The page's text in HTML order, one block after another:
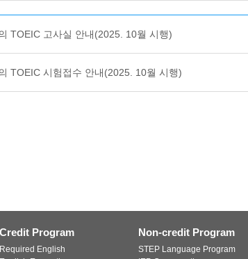
TOEIC 고사실 안내(2025. 10월 시행)
TOEIC 시험접수 안내(2025. 10월 시행)
Credit Program
Required English
Non-credit Program
STEP Language Program